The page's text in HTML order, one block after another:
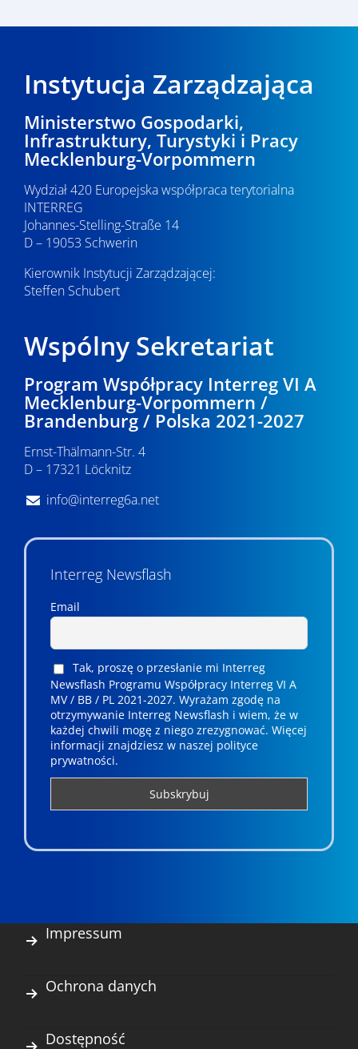
Instytucja Zarządzająca
Ministerstwo Gospodarki,
Infrastruktury, Turystyki i Pracy
Mecklenburg-Vorpommern
Wydział 420 Europejska współpraca terytorialna
INTERREG
Johannes-Stelling-Straße 14
D – 19053 Schwerin
Kierownik Instytucji Zarządzającej:
Steffen Schubert
Wspólny Sekretariat
Program Współpracy Interreg VI A
Mecklenburg-Vorpommern /
Brandenburg / Polska 2021-2027
Ernst-Thälmann-Str. 4
D – 17321 Löcknitz
info@interreg6a.net
Interreg Newsflash
Email
Tak, proszę o przesłanie mi Interreg
Newsflash Programu Współpracy Interreg VI A
MV / BB / PL 2021-2027. Wyrażam zgodę na
otrzymywanie Interreg Newsflash i wiem, że w
każdej chwili mogę z niego zrezygnować. ­­Więcej
informacji znajdziesz w naszej polityce
prywatności.
Impressum
Ochrona danych
Dostępność